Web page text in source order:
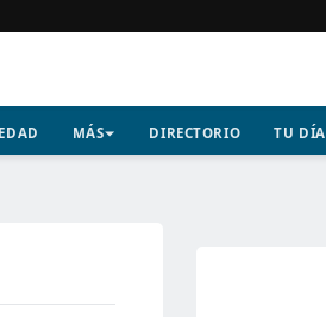
MÁS DIRECTORIO TU DÍA